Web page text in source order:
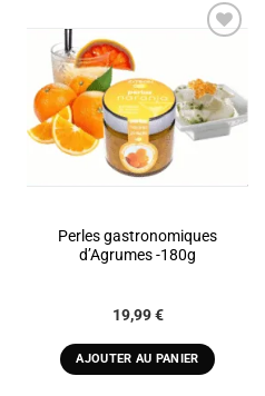
WISHLIST
Perles gastronomiques
d’Agrumes -180g
19,99€
AJOUTER AU PANIER